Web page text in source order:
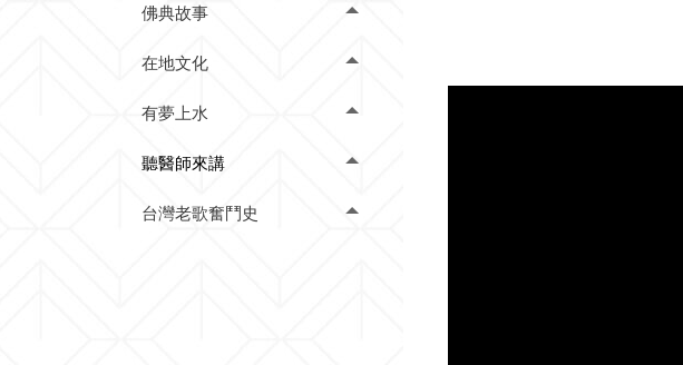
佛典故事
在地文化
有夢上水
聽醫師來講
台灣老歌奮鬥史